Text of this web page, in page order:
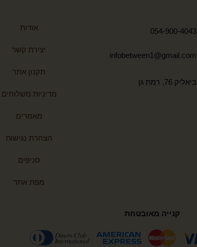
054-900-4043
infobetween1@gmail.com
ביאליק 76, רמת גן
אודות
יצירת קשר
תקנון אתר
מדיניות משלוחים
מאמרים
הצהרת נגישות
סניפים
מפת אתר
קנייה מאובטחת